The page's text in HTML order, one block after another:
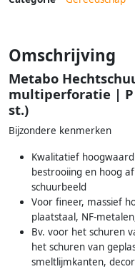
Omschrijving
Metabo
multiperforatie | P
st.)
Bijzondere kenmerken
Kwalitatief
bestrooiing en hoog
schuurbeeld
Voor fineer, massief
plaatstaal, NF-
Bv. voor het schuren
het schuren van
smeltlijmkanten,